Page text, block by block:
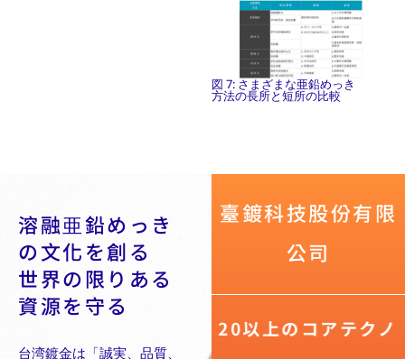
図 7: さまざまな亜鉛めっき
方法の長所と短所の比較
臺鍍科技股份有限
公司
20以上のコアテクノ
溶融亜鉛めっき
の文化を創る
世界の限りある
資源を守る
台湾鍍金は「誠実、品質、